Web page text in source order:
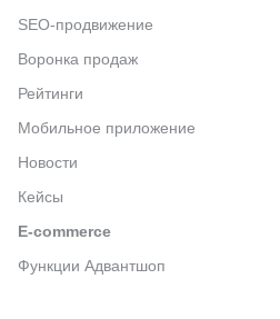
SEO-продвижение
Воронка продаж
Рейтинги
Мобильное приложение
Новости
Кейсы
E-commerce
Функции Адвантшоп